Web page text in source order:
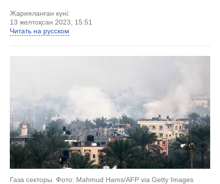
Жарияланған күні:
13 желтоқсан 2023, 15:51
Читать на русском
Газа секторы. Фото: Mahmud Hams/AFP via Getty Images